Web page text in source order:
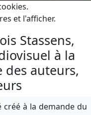
et l'afficher.
Stassens,
à la
des auteurs,
créé à la demande du